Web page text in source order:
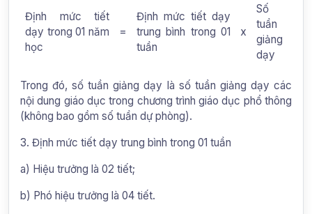
Định mức tiết
dạy trong 01 năm
học
=
Định mức tiết dạy
trung bình trong 01
tuần
x
Số
tuần
giảng
dạy
Trong đó, số tuần giảng dạy là số tuần giảng dạy các
nội dung giáo dục trong chương trình giáo dục phổ thông
(không bao gồm số tuần dự phòng).
3. Định mức tiết dạy trung bình trong 01 tuần
a) Hiệu trưởng là 02 tiết;
b) Phó hiệu trưởng là 04 tiết.